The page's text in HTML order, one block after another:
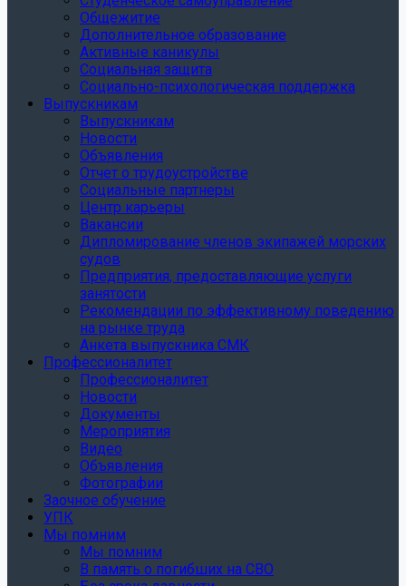
Общежитие
Дополнительное образование
Активные каникулы
Социальная защита
Социально-психологическая поддержка
Выпускникам
Выпускникам
Новости
Объявления
Отчет о трудоустройстве
Социальные партнеры
Центр карьеры
Вакансии
Дипломирование членов экипажей морских
судов
Предприятия, предоставляющие услуги
занятости
Рекомендации по эффективному поведению
на рынке труда
Анкета выпускника СМК
Профессионалитет
Профессионалитет
Новости
Документы
Мероприятия
Видео
Объявления
Фотографии
Заочное обучение
УПК
Мы помним
Мы помним
В память о погибших на СВО